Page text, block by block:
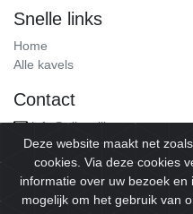
Snelle links
Home
Alle kavels
Contact
info@alleveilingen.net
Deze website maakt net
cookies. Via deze cookies
informatie over uw bezoek
mogelijk om het gebruik van